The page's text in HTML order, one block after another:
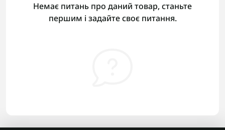
Немає питань про даний товар, станьте
першим і задайте своє питання.